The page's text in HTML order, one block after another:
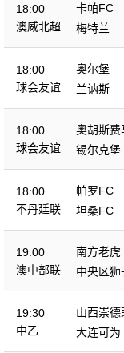
18:00
澳威北超
卡帕FC
梅特兰
18:00
球会友谊
奥尔堡
兰讷斯
18:00
球会友谊
奥胡斯费
锡尔克堡
18:00
不丹廷联
帕罗FC
坦桑FC
19:00
澳中部联
南方老虎
中央区狮
19:30
中乙
山西崇德
大连可为